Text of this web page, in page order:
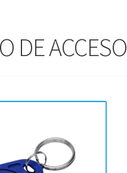
DE ACCESO